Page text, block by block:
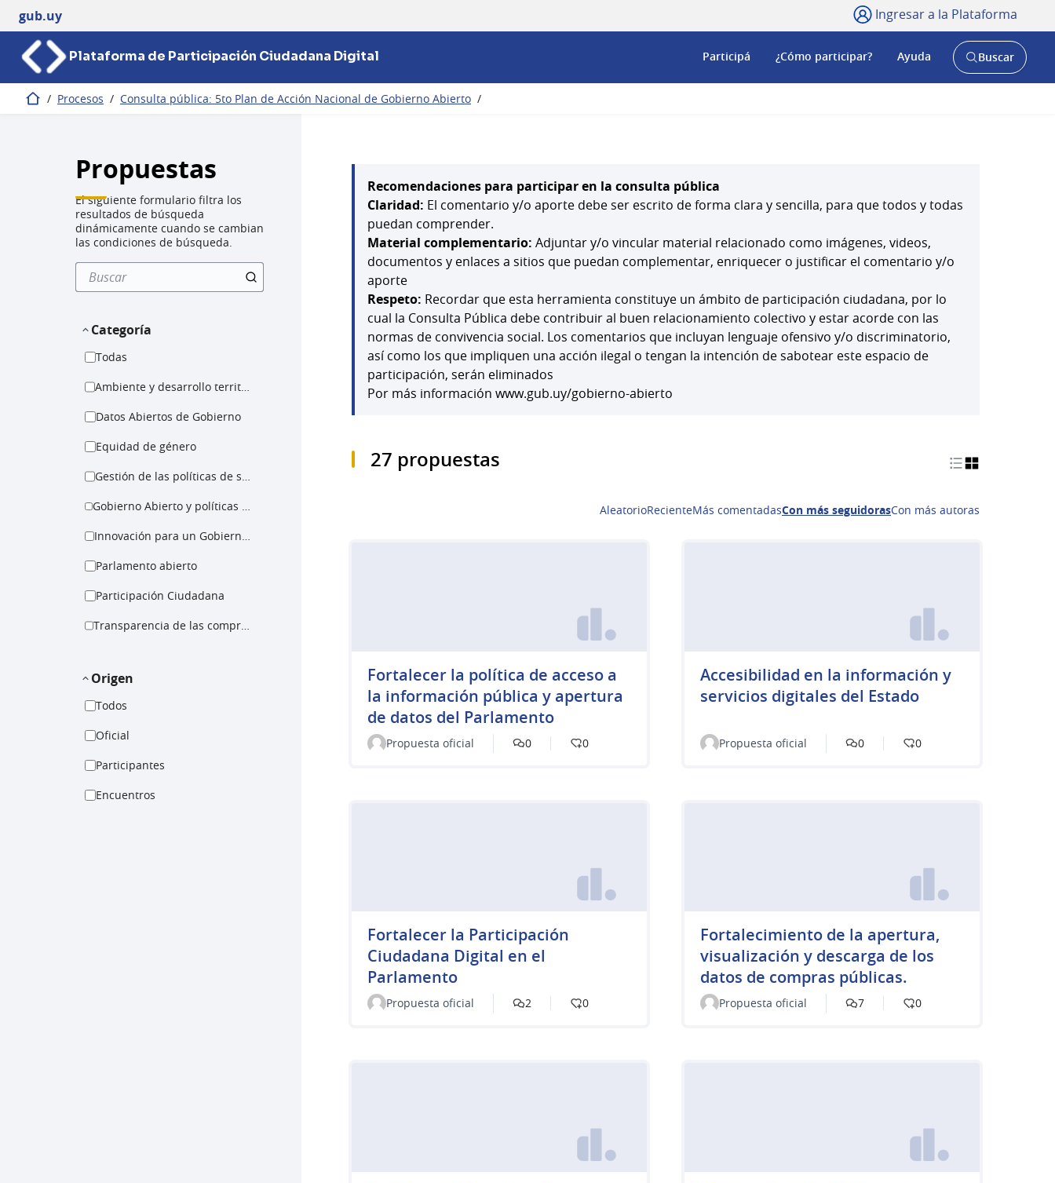
gub.uy Ingresar a la Plataforma
Plataforma de Participación Ciudadana Digital Participá ¿Cómo participar? Ayuda
AbrirBuscar
Inicio / Procesos / Consulta pública: 5to Plan de Acción Nacional de Gobierno Abierto /
Propuestas
El siguiente formulario filtra los
resultados de búsqueda
dinámicamente cuando se cambian
las condiciones de búsqueda.
Categoría
Todas
Ambiente y desarrollo territorial
Datos Abiertos de Gobierno
Equidad de género
Gestión de las políticas de salud
Gobierno Abierto y políticas para la igualdad
Innovación para un Gobierno Abierto
Parlamento abierto
Participación Ciudadana
Transparencia de las compras públicas
Origen
Todos
Oficial
Participantes
Encuentros
Recomendaciones para participar en la consulta pública
Claridad: El comentario y/o aporte debe ser escrito de forma clara y sencilla, para que todos y todas
puedan comprender.
Material complementario: Adjuntar y/o vincular material relacionado como imágenes, videos,
documentos y enlaces a sitios que puedan complementar, enriquecer o justificar el comentario y/o
aporte
Respeto: Recordar que esta herramienta constituye un ámbito de participación ciudadana, por lo
cual la Consulta Pública debe contribuir al buen relacionamiento colectivo y estar acorde con las
normas de convivencia social. Los comentarios que incluyan lenguaje ofensivo y/o discriminatorio,
así como los que impliquen una acción ilegal o tengan la intención de sabotear este espacio de
participación, serán eliminados
Por más información www.gub.uy/gobierno-abierto
27 propuestas
AleatorioRecienteMás comentadasCon más seguidorasCon más autoras
Fortalecer la política de acceso a
la información pública y apertura
de datos del Parlamento
Propuesta oficial 0 0
Accesibilidad en la información y
servicios digitales del Estado
Propuesta oficial 0 0
Fortalecer la Participación
Ciudadana Digital en el
Parlamento
Propuesta oficial 2 0
Fortalecimiento de la apertura,
visualización y descarga de los
datos de compras públicas.
Propuesta oficial 7 0